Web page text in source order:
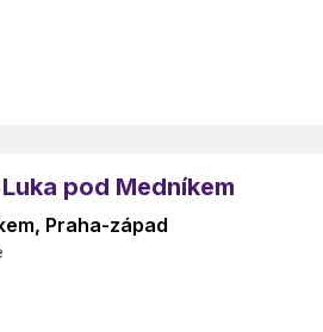
pod Medníkem
Praha-západ